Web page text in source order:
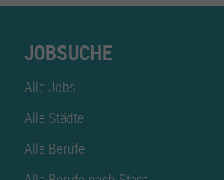
JOBSUCHE
Alle Jobs
Alle Städte
Alle Berufe